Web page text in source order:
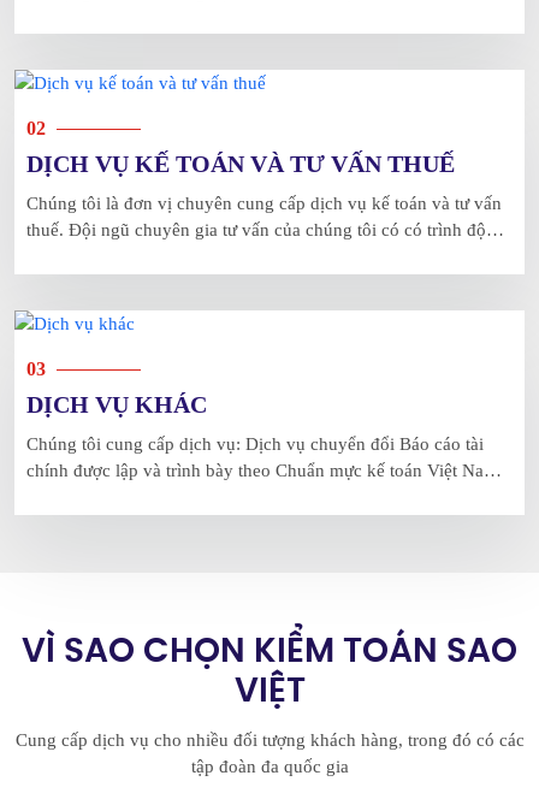
02
DỊCH VỤ KẾ TOÁN VÀ TƯ VẤN THUẾ
Chúng tôi là đơn vị chuyên cung cấp dịch vụ kế toán và tư vấn
thuế. Đội ngũ chuyên gia tư vấn của chúng tôi có có trình độ
03
DỊCH VỤ KHÁC
Chúng tôi cung cấp dịch vụ: Dịch vụ chuyển đổi Báo cáo tài
chính được lập và trình bày theo Chuẩn mực kế toán Việt Nam
VÌ SAO CHỌN KIỂM TOÁN SAO
VIỆT
Cung cấp dịch vụ cho nhiều đối tượng khách hàng, trong đó có các
tập đoàn đa quốc gia